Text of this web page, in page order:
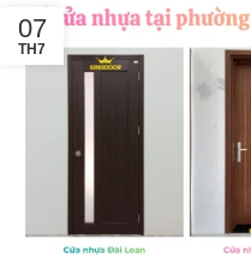
07
TH7